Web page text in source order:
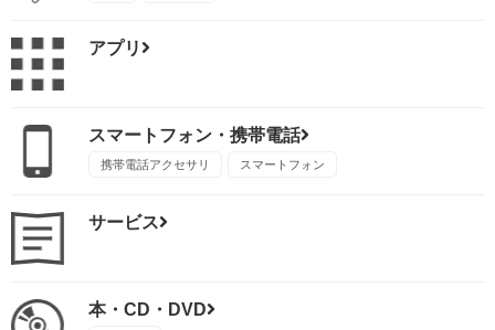
アプリ
スマートフォン・携帯電話
携帯電話アクセサリ スマートフォン
サービス
本・CD・DVD